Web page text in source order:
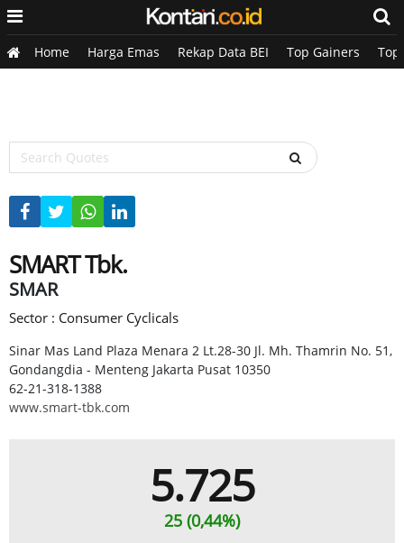
Home Harga Emas Rekap Data BEI Top Gainers Top
SMART Tbk.
SMAR
Sector : Consumer Cyclicals
Sinar Mas Land Plaza Menara 2 Lt.28-30 Jl. Mh. Thamrin No. 51,
Gondangdia - Menteng Jakarta Pusat 10350
62-21-318-1388
www.smart-tbk.com
5.725
25 (0,44%)